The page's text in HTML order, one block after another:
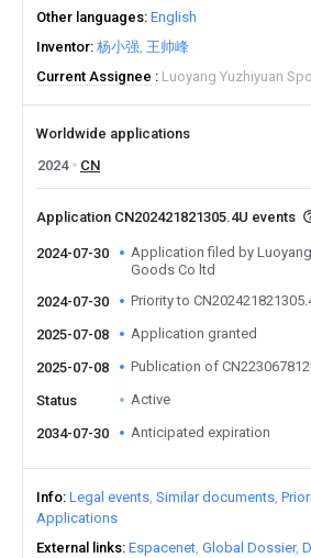
Other languages English
Inventor 杨小强 王帅峰
Current Assignee
Luoyang Yuzhiyuan
Worldwide applications
2024
CN
Application CN202421821305.4U events
2024-07-30
Application filed by
Goods Co ltd
2024-07-30
Priority to
2025-07-08 Application granted
2025-07-08 Publication of
Status Active
2034-07-30 Anticipated expiration
Info Legal events Similar documents
Applications
External links Espacenet Global Dossier